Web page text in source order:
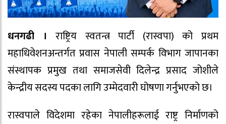
धनगढी । राष्ट्रिय स्वतन्त्र पार्टी (रास्वपा) को प्रथम
महाधिवेशनअन्तर्गत प्रवास नेपाली सम्पर्क विभाग जापानका
संस्थापक प्रमुख तथा समाजसेवी दिलेन्द्र प्रसाद जोशीले
केन्द्रीय सदस्य पदका लागि उम्मेदवारी घोषणा गर्नुभएको छ।
रास्वपाले विदेशमा रहेका नेपालीहरूलाई राष्ट्र निर्माणको